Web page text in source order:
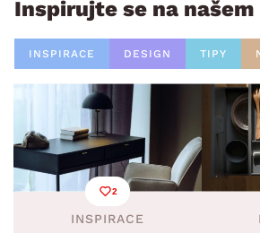
Inspirujte se na našem
INSPIRACE DESIGN TIPY
2
INSPIRACE